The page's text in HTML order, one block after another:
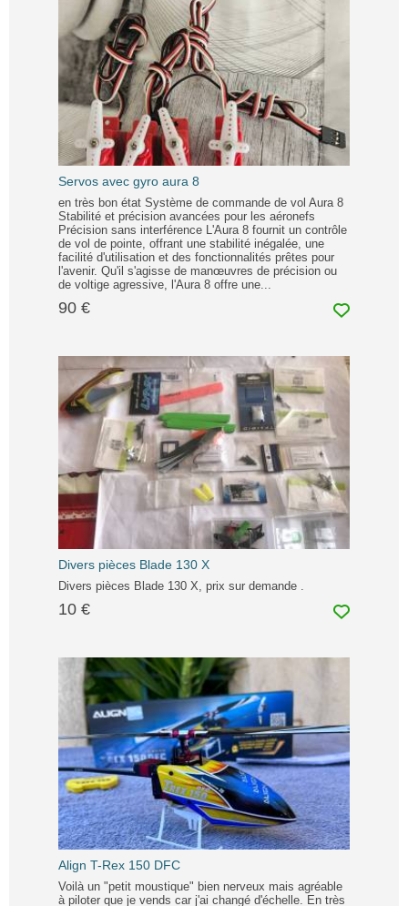
Servos avec gyro aura 8
en très bon état Système de commande de vol Aura 8
Stabilité et précision avancées pour les aéronefs
Précision sans interférence L'Aura 8 fournit un contrôle
de vol de pointe, offrant une stabilité inégalée, une
facilité d'utilisation et des fonctionnalités prêtes pour
l'avenir. Qu'il s'agisse de manœuvres de précision ou
de voltige agressive, l'Aura 8 offre une...
90 €
Divers pièces Blade 130 X
Divers pièces Blade 130 X, prix sur demande .
10 €
Align T-Rex 150 DFC
Voilà un "petit moustique" bien nerveux mais agréable
à piloter que je vends car j'ai changé d'échelle. En très